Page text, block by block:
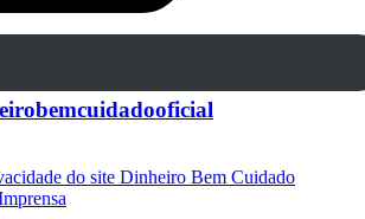
do site Dinheiro Bem Cuidado